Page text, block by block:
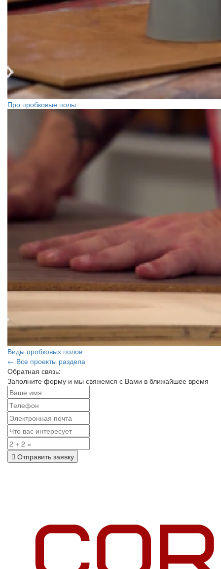
Про пробковые полы
Виды пробковых полов
← Все проекты раздела
Обратная связь:
Заполните форму и мы свяжемся с Вами в ближайшее время
Отправить заявку